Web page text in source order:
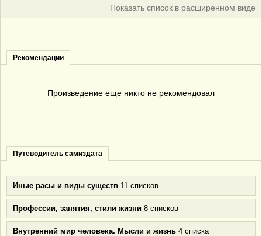
Показать список в расширенном виде
Рекомендации
Произведение еще никто не рекомендовал
Путеводитель самиздата
Иные расы и виды существ 11 списков
Профессии, занятия, стили жизни 8 списков
Внутренний мир человека. Мысли и жизнь 4 списка